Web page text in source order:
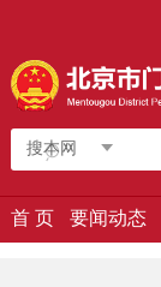
搜本网
首 页 要闻动态